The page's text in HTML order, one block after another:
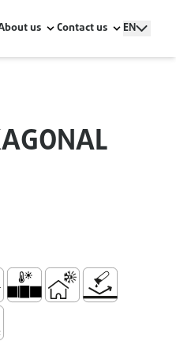
us Contact us EN
W Series
and Installation